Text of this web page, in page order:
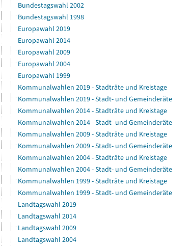
Bundestagswahl 2002
Bundestagswahl 1998
Europawahl 2019
Europawahl 2014
Europawahl 2009
Europawahl 2004
Europawahl 1999
Kommunalwahlen 2019 - Stadträte und Kreistage
Kommunalwahlen 2019 - Stadt- und Gemeinderäte
Kommunalwahlen 2014 - Stadträte und Kreistage
Kommunalwahlen 2014 - Stadt- und Gemeinderäte
Kommunalwahlen 2009 - Stadträte und Kreistage
Kommunalwahlen 2009 - Stadt- und Gemeinderäte
Kommunalwahlen 2004 - Stadträte und Kreistage
Kommunalwahlen 2004 - Stadt- und Gemeinderäte
Kommunalwahlen 1999 - Stadträte und Kreistage
Kommunalwahlen 1999 - Stadt- und Gemeinderäte
Landtagswahl 2019
Landtagswahl 2014
Landtagswahl 2009
Landtagswahl 2004